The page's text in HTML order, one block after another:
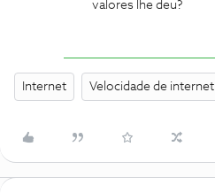
valores lhe deu?
Internet Velocidade de internet